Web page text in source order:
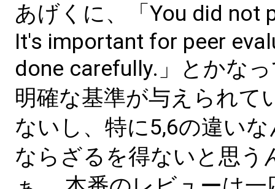
あげくに、「You did not
It's important for peer
done carefully.」とかな
明確な基準が与えられて
ないし、特に5,6の違い
ならざるを得ないと思う